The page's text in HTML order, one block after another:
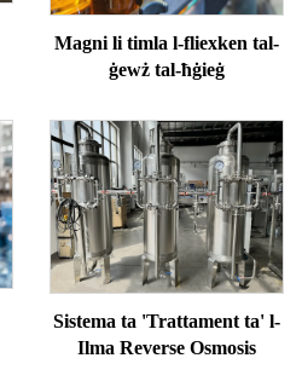
Magni li timla l-fliexken tal-
ġewż tal-ħġieġ
Sistema ta 'Trattament ta' l-
Ilma Reverse Osmosis